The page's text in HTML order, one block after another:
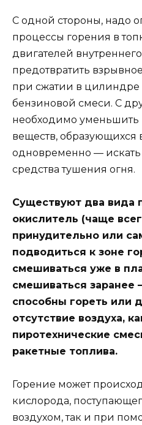
С одной стороны, надо
процессы горения в
двигателей
предотвратить
при сжатии в цилиндре
бензиновой смеси. С
необходимо уменьшить
веществ, образующихся
одновременно —
средства тушения огня.
Существуют два вида
окислитель (чаще
принудительно или
подводиться к зоне
смешиваться уже в
смешиваться заранее
способны гореть или
отсутствие воздуха,
пиротехнические
ракетные топлива.
Горение может
кислорода,
воздухом, так и при